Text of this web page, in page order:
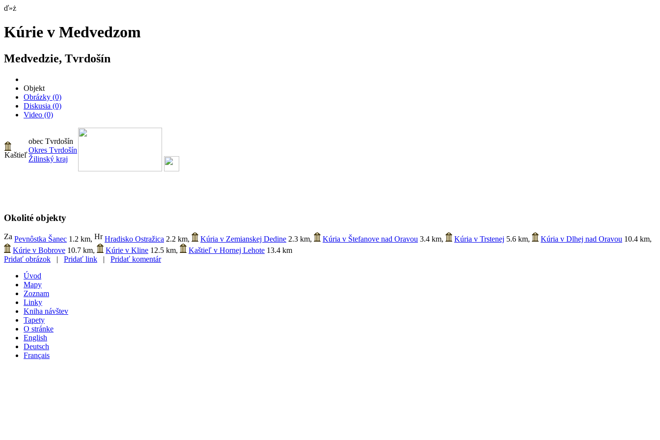
ď»ż
Kúrie v Medvedzom
Medvedzie, Tvrdošín
Objekt
Obrázky (0)
Diskusia (0)
Video (0)
Kaštieľ
obec Tvrdošín
Okres Tvrdošín
Žilinský kraj
Okolité objekty
Pevnôstka Šanec 1.2 km, Hradisko Ostražica 2.2 km, Kúria v Zemianskej Dedine 2.3 km, Kúria v Štefanove nad Oravou 3.4 km, Kúria v Trstenej 5.6 km, Kúria v Dlhej nad Oravou 10.4 km,
Kúrie v Bobrove 10.7 km, Kúrie v Kline 12.5 km, Kaštieľ v Hornej Lehote 13.4 km
Pridať obrázok | Pridať link | Pridať komentár
Úvod
Mapy
Zoznam
Linky
Kniha návštev
Tapety
O stránke
English
Deutsch
Français